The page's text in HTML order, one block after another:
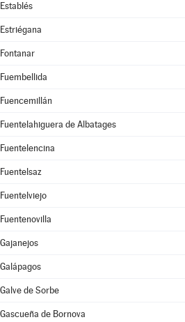
Establés
Estriégana
Fontanar
Fuembellida
Fuencemillán
Fuentelahiguera de Albatages
Fuentelencina
Fuentelsaz
Fuentelviejo
Fuentenovilla
Gajanejos
Galápagos
Galve de Sorbe
Gascueña de Bornova